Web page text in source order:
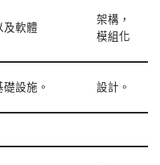
及軟體
架構，
模組化
礎設施。 設計。